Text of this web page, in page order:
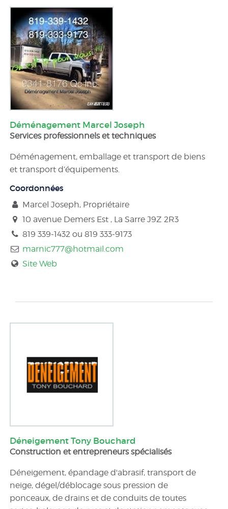
Déménagement Marcel Joseph
Services professionnels et techniques
Déménagement, emballage et transport de biens
et transport d’équipements.
Coordonnées
Marcel Joseph, Propriétaire
10 avenue Demers Est , La Sarre J9Z 2R3
819 339-1432 ou 819 333-9173
marnic777@hotmail.com
Site Web
Déneigement Tony Bouchard
Construction et entrepreneurs spécialisés
Déneigement, épandage d'abrasif, transport de
neige, dégel/déblocage sous pression de
ponceaux, de drains et de conduits de toutes